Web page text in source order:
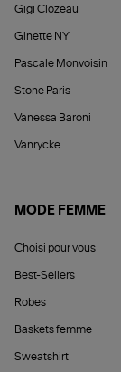
Gigi Clozeau
Ginette NY
Pascale Monvoisin
Stone Paris
Vanessa Baroni
Vanrycke
MODE FEMME
Choisi pour vous
Best-Sellers
Robes
Baskets femme
Sweatshirt